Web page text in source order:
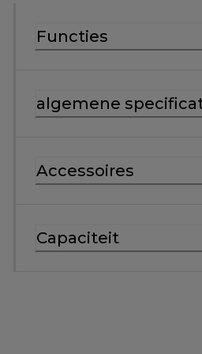
Functies
algemene
Accessoires
Capaciteit